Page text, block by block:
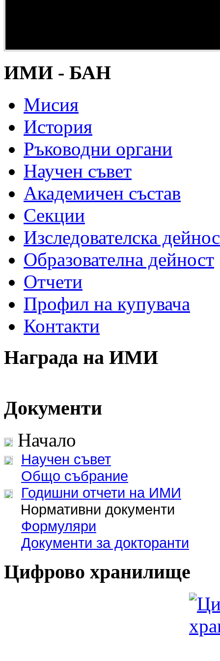
наследство” -
ИМИ - БАН
Мисия
История
Ръководни органи
Научен съвет
Академичен състав
Секции
Изследователска
Образователна дейност
Отчети
Профил на купувача
Контакти
Награда на ИМИ
Документи
Начало
Научен съвет
Общо събрание
Годишни отчети на ИМИ
Нормативни документи
Формуляри
Документи за докторанти
Цифрово хранилище